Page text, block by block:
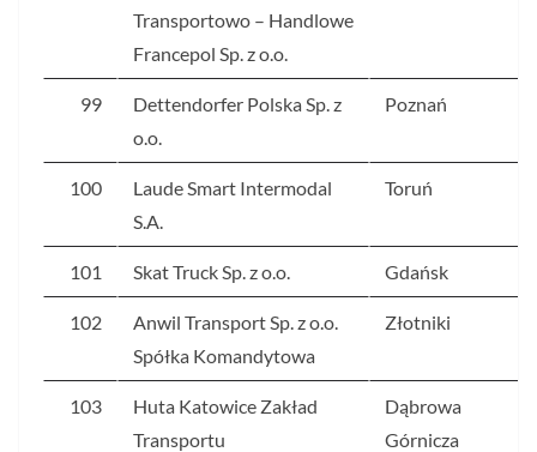
Transportowo – Handlowe
Francepol Sp. z o.o.
99
Dettendorfer Polska Sp. z
o.o.
Poznań
100
Laude Smart Intermodal
S.A.
Toruń
101 Skat Truck Sp. z o.o. Gdańsk
102
Anwil Transport Sp. z o.o.
Spółka Komandytowa
Złotniki
103
Huta Katowice Zakład
Transportu
Dąbrowa
Górnicza